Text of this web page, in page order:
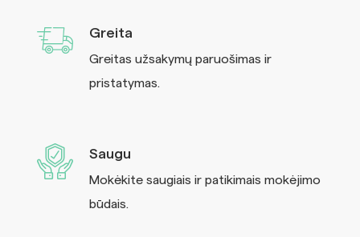
Greita
Greitas užsakymų paruošimas ir
pristatymas.
Saugu
Mokėkite saugiais ir patikimais mokėjimo
būdais.